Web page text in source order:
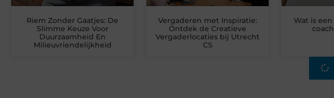
Riem Zonder Gaatjes: De
Slimme Keuze Voor
Duurzaamheid En
Milieuvriendelijkheid
Vergaderen met Inspiratie:
Ontdek de Creatieve
Vergaderlocaties bij Utrecht
CS
Wat is